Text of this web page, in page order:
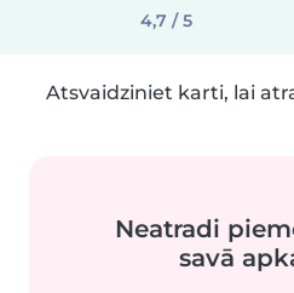
4,7 / 5
Atsvaidziniet karti, lai
Neatradi
savā